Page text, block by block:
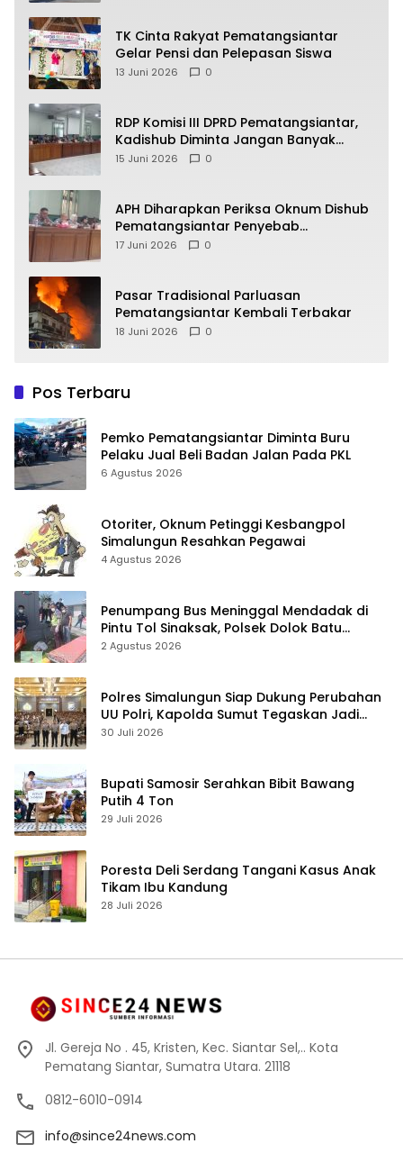
TK Cinta Rakyat Pematangsiantar
Gelar Pensi dan Pelepasan Siswa
13 Juni 2026 0
RDP Komisi III DPRD Pematangsiantar,
Kadishub Diminta Jangan Banyak
Alasan
15 Juni 2026 0
APH Diharapkan Periksa Oknum Dishub
Pematangsiantar Penyebab
Kebocoran PAD Retribusi Parkir
17 Juni 2026 0
Pasar Tradisional Parluasan
Pematangsiantar Kembali Terbakar
18 Juni 2026 0
Pos Terbaru
Pemko Pematangsiantar Diminta Buru
Pelaku Jual Beli Badan Jalan Pada PKL
6 Agustus 2026
Otoriter, Oknum Petinggi Kesbangpol
Simalungun Resahkan Pegawai
4 Agustus 2026
Penumpang Bus Meninggal Mendadak di
Pintu Tol Sinaksak, Polsek Dolok Batu
Nanggar Gerak Cepat Olah TKP
2 Agustus 2026
Polres Simalungun Siap Dukung Perubahan
UU Polri, Kapolda Sumut Tegaskan Jadi
Fondasi Penguatan Profesionalisme dan
30 Juli 2026
Bupati Samosir Serahkan Bibit Bawang
Putih 4 Ton
29 Juli 2026
Poresta Deli Serdang Tangani Kasus Anak
Tikam Ibu Kandung
28 Juli 2026
Jl. Gereja No . 45, Kristen, Kec. Siantar Sel,.. Kota
Pematang Siantar, Sumatra Utara. 21118
0812-6010-0914
info@since24news.com